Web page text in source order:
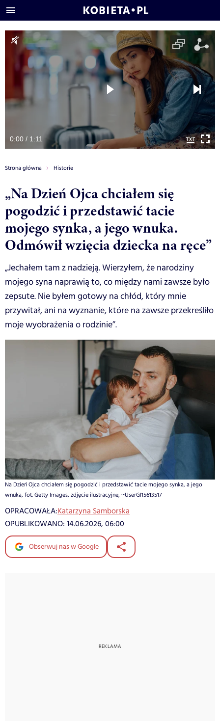
0:00 / 1:11
Strona główna Historie
„Na Dzień Ojca chciałem się
pogodzić i przedstawić tacie
mojego synka, a jego wnuka.
Odmówił wzięcia dziecka na ręce”
„Jechałem tam z nadzieją. Wierzyłem, że narodziny
mojego syna naprawią to, co między nami zawsze było
zepsute. Nie byłem gotowy na chłód, który mnie
przywitał, ani na wyznanie, które na zawsze przekreśliło
moje wyobrażenia o rodzinie”.
Na Dzień Ojca chciałem się pogodzić i przedstawić tacie mojego synka, a jego
wnuka, fot. Getty Images, zdjęcie ilustracyjne, ~UserGI15613517
OPRACOWAŁA:Katarzyna Samborska
OPUBLIKOWANO: 14.06.2026, 06:00
Obserwuj nas w Google